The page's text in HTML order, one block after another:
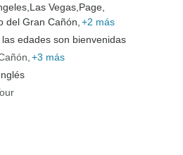
Las Vegas, Page,
del Gran Cañón, +2 más
las edades son bienvenidas
+3 más